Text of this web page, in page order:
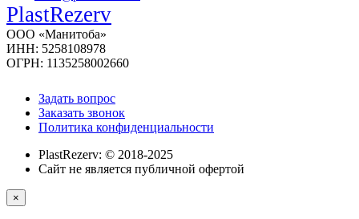
PlastRezerv
ООО «Манитоба»
ИНН: 5258108978
ОГРН: 1135258002660
Задать вопрос
Заказать звонок
Политика конфиденциальности
PlastRezerv: © 2018-2025
Cайт не является публичной офертой
×